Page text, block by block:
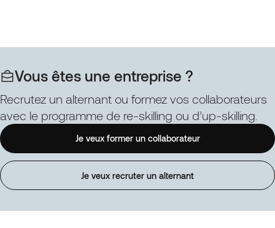
Vous êtes une entreprise ?
Recrutez un alternant ou formez vos collaborateurs
avec le programme de re-skilling ou d’up-skilling.
Je veux former un collaborateur
Je veux recruter un alternant